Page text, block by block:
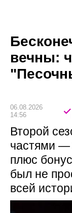
вечны:
06.08.2026
14:56
Второй
частями —
плюс
был не
всей